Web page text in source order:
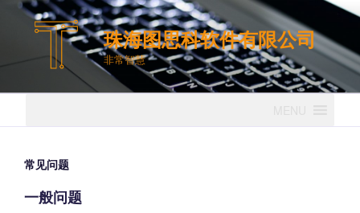
珠海图思科软件有限公司
非常智慧
常见问题
一般问题